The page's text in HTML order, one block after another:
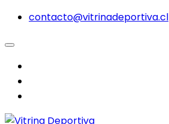
contacto@vitrinadeportiva.cl